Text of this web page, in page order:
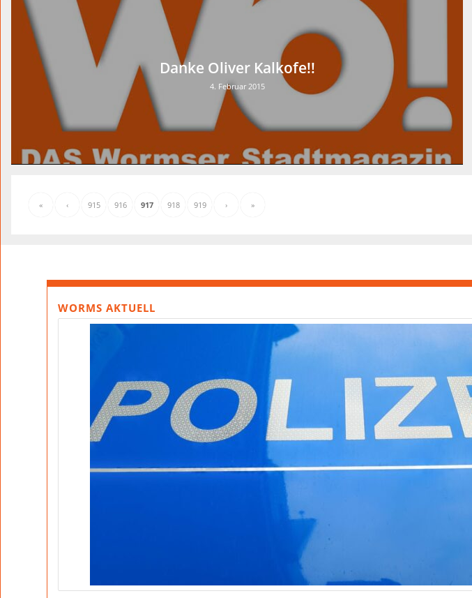
Danke Oliver Kalkofe!!
4. Februar 2015
« ‹ 915 916 917 918 919 › »
WORMS AKTUELL